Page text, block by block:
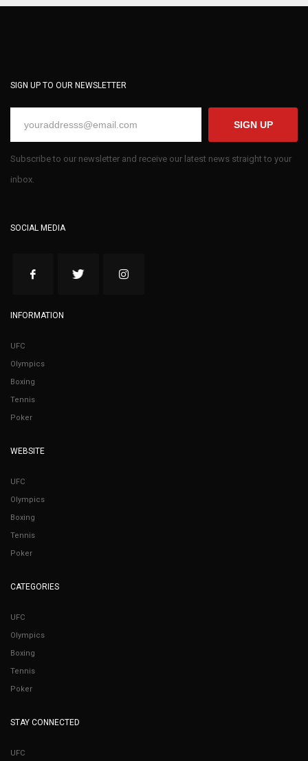
SIGN UP TO OUR NEWSLETTER
SIGN UP
Subscribe to our newsletter and receive our latest news straight to your
inbox.
SOCIAL MEDIA
INFORMATION
UFC
Olympics
Boxing
Tennis
Poker
WEBSITE
UFC
Olympics
Boxing
Tennis
Poker
CATEGORIES
UFC
Olympics
Boxing
Tennis
Poker
STAY CONNECTED
UFC